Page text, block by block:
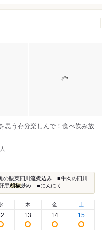
思う存分楽しんで！食べ飲み放
人
酸菜四川流煮込み ■牛肉の四川
黒胡椒炒め ■にんにく...
木
13
金
14
土
15